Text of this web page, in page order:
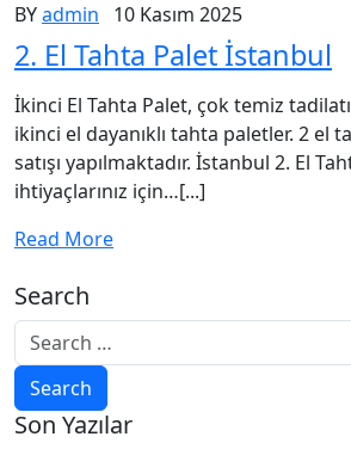
BYadmin 10 Kasım 2025
2. El Tahta Palet İstanbul
İkinci El Tahta Palet, çok temiz tadilatı
ikinci el dayanıklı tahta paletler. 2 el
satışı yapılmaktadır. İstanbul 2. El
ihtiyaçlarınız için…[...]
Read More
Search
Son Yazılar